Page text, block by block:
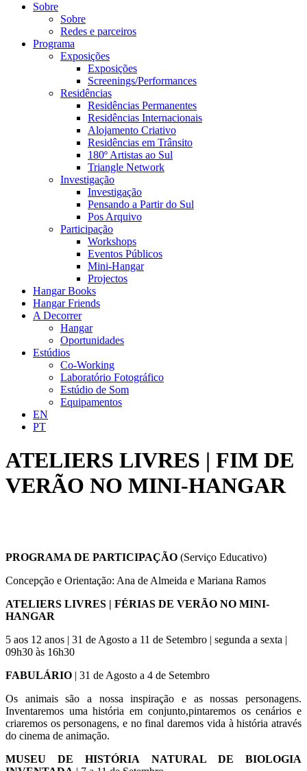
Sobre
Sobre
Redes e parceiros
Programa
Exposições
Exposições
Screenings/Performances
Residências
Residências Permanentes
Residências Internacionais
Alojamento Criativo
Residências em Trânsito
180º Artistas ao Sul
Triangle Network
Investigação
Investigação
Pensando a Partir do Sul
Pos Arquivo
Participação
Workshops
Eventos Públicos
Mini-Hangar
Projectos
Hangar Books
Hangar Friends
A Decorrer
Hangar
Oportunidades
Estúdios
Co-Working
Laboratório Fotográfico
Estúdio de Som
Equipamentos
EN
PT
ATELIERS LIVRES | FIM DE
VERÃO NO MINI-HANGAR
PROGRAMA DE PARTICIPAÇÃO (Serviço Educativo)
Concepção e Orientação: Ana de Almeida e Mariana Ramos
ATELIERS LIVRES | FÉRIAS DE VERÃO NO MINI-
HANGAR
5 aos 12 anos | 31 de Agosto a 11 de Setembro | segunda a sexta |
09h30 às 16h30
FABULÁRIO | 31 de Agosto a 4 de Setembro
Os animais são a nossa inspiração e as nossas personagens.
Inventaremos uma história em conjunto,pintaremos os cenários e
criaremos os personagens, e no final daremos vida à história através
do cinema de animação.
MUSEU DE HISTÓRIA NATURAL DE BIOLOGIA